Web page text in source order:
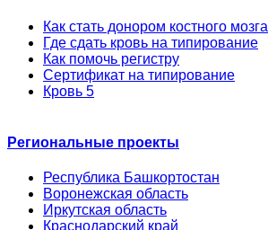
Как стать донором костного мозга
Где сдать кровь на типирование
Как помочь регистру
Сертификат на типирование
Кровь 5
Региональные проекты
Республика Башкортостан
Воронежская область
Иркутская область
Краснодарский край